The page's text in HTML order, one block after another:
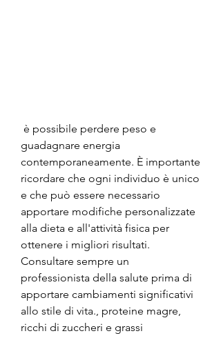
guadagnare energia
contemporaneamente. È importante
ricordare che ogni individuo è unico
e che può essere necessario
apportare modifiche personalizzate
alla dieta e all'attività fisica per
ottenere i migliori risultati.
Consultare sempre un
professionista della salute prima di
apportare cambiamenti significativi
allo stile di vita., proteine magre,
ricchi di zuccheri e grassi